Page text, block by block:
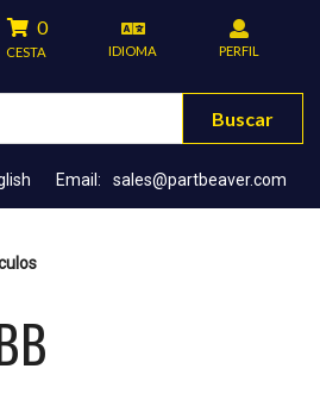
0
CESTA IDIOMA PERFIL
Buscar
Email: sales@partbeaver.com